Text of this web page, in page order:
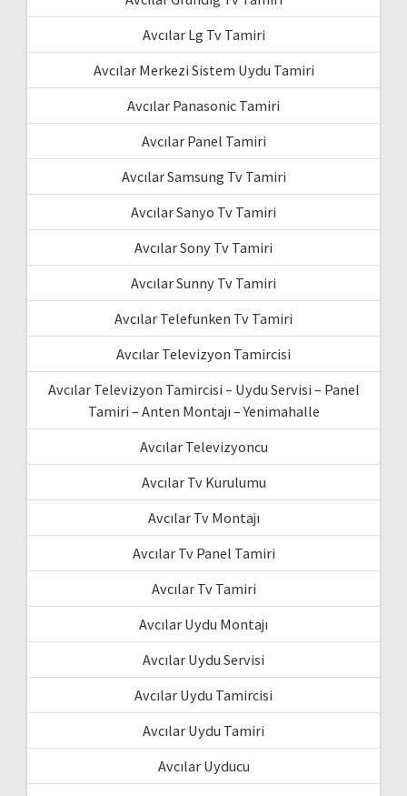
Avcılar Lg Tv Tamiri
Avcılar Merkezi Sistem Uydu Tamiri
Avcılar Panasonic Tamiri
Avcılar Panel Tamiri
Avcılar Samsung Tv Tamiri
Avcılar Sanyo Tv Tamiri
Avcılar Sony Tv Tamiri
Avcılar Sunny Tv Tamiri
Avcılar Telefunken Tv Tamiri
Avcılar Televizyon Tamircisi
Avcılar Televizyon Tamircisi – Uydu Servisi – Panel
Tamiri – Anten Montajı – Yenimahalle
Avcılar Televizyoncu
Avcılar Tv Kurulumu
Avcılar Tv Montajı
Avcılar Tv Panel Tamiri
Avcılar Tv Tamiri
Avcılar Uydu Montajı
Avcılar Uydu Servisi
Avcılar Uydu Tamircisi
Avcılar Uydu Tamiri
Avcılar Uyducu